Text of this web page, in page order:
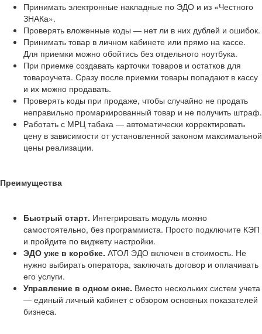
Принимать электронные накладные по ЭДО и из «Честного
ЗНАКа».
Проверять вложенные коды — нет ли в них дублей и ошибок.
Принимать товар в личном кабинете или прямо на кассе.
Для приемки можно обойтись без отдельного ноутбука.
При приемке создавать карточки товаров и остатков для
товароучета. Сразу после приемки товары попадают в кассу
и их можно продавать.
Проверять коды при продаже, чтобы случайно не продать
неправильно промаркированный товар и не получить штраф.
Работать с МРЦ табака — автоматически корректировать
цену в зависимости от установленной законом максимальной
цены реализации.
Преимущества
Быстрый старт. Интегрировать модуль можно
самостоятельно, без программиста. Просто подключите КЭП
и пройдите по виджету настройки.
ЭДО уже в коробке. АТОЛ ЭДО включен в стоимость. Не
нужно выбирать оператора, заключать договор и оплачивать
его услуги.
Управление в одном окне. Вместо нескольких систем учета
— единый личный кабинет с обзором основных показателей
бизнеса.